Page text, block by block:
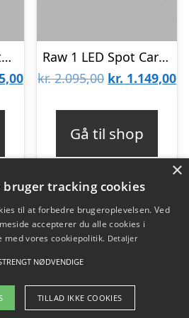
Raw 2 LED Spot Titanium 3000k-Så længe lager haves – LIGHT-POINT
Den
Raw 1 LED Spot Carbon Sort 3000k -Så længe lager haves – LIGHT-POINT
kr.2.095,00 Den
kr. 2.095,00.
kr. 1.149,00
Gå til shop
2026 - Pilanto Aps
×
tracking cookies
til at forbedre brugeroplevelsen. Ved
accepterer du alle cookies i
med vores cookiepolitik. Detaljer
NØDVENDIGE
TILLAD IKKE COOKIES